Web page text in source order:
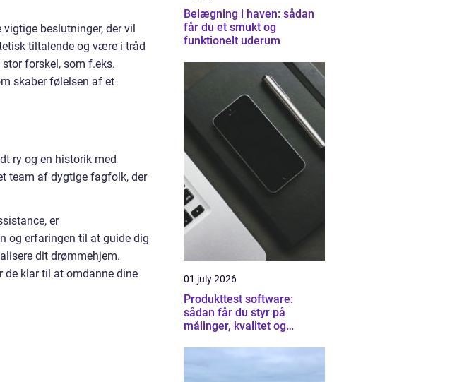
beslutninger, der vil
tiltalende og være i tråd
forskel, som f.eks.
skaber følelsen af et
ry og en historik med
team af dygtige fagfolk, der
er
og erfaringen til at guide dig
dit drømmehjem.
de klar til at omdanne dine
Belægning i haven: sådan
får du et smukt og
funktionelt uderum
01 july 2026
Produkttest software:
sådan får du styr på
målinger, kvalitet og